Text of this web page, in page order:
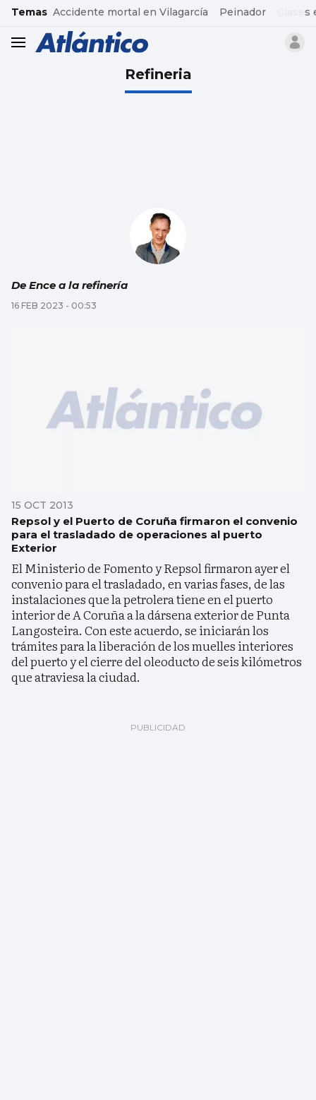
common.go-to-content
Temas Accidente mortal en Vilagarcía Peinador
header.menu.open
Refineria
De Ence a la refinería
16 FEB 2023 - 00:53
15 OCT 2013
Repsol y el Puerto de Coruña firmaron el convenio
para el trasladado de operaciones al puerto
Exterior
El Ministerio de Fomento y Repsol firmaron ayer el
convenio para el trasladado, en varias fases, de las
instalaciones que la petrolera tiene en el puerto
interior de A Coruña a la dársena exterior de Punta
Langosteira. Con este acuerdo, se iniciarán los
trámites para la liberación de los muelles interiores
del puerto y el cierre del oleoducto de seis kilómetros
que atraviesa la ciudad.